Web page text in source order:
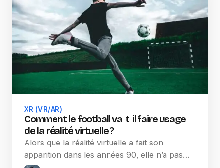
XR (VR/AR)
Comment le football va-t-il faire usage
de la réalité virtuelle ?
Alors que la réalité virtuelle a fait son
apparition dans les années 90, elle n’a pas…